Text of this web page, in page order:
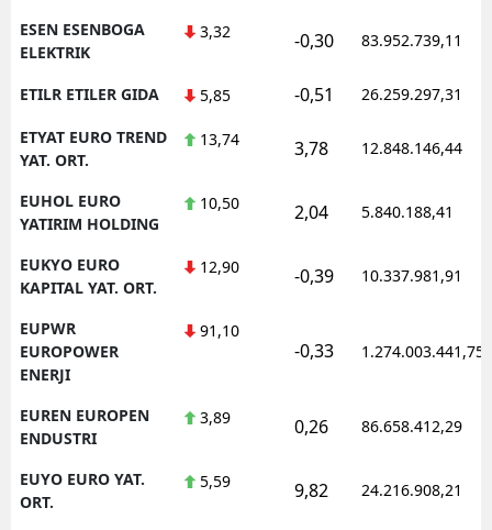
ESEN ESENBOGA
ELEKTRIK
3,32 -0,30 83.952.739,11
ETILR ETILER GIDA 5,85 -0,51 26.259.297,31
ETYAT EURO TREND
YAT. ORT.
13,74 3,78 12.848.146,44
EUHOL EURO
YATIRIM HOLDING
10,50 2,04 5.840.188,41
EUKYO EURO
KAPITAL YAT. ORT.
12,90 -0,39 10.337.981,91
EUPWR
EUROPOWER
ENERJI
91,10
-0,33 1.274.003.441,75
EUREN EUROPEN
ENDUSTRI
3,89 0,26 86.658.412,29
EUYO EURO YAT.
ORT.
5,59 9,82 24.216.908,21